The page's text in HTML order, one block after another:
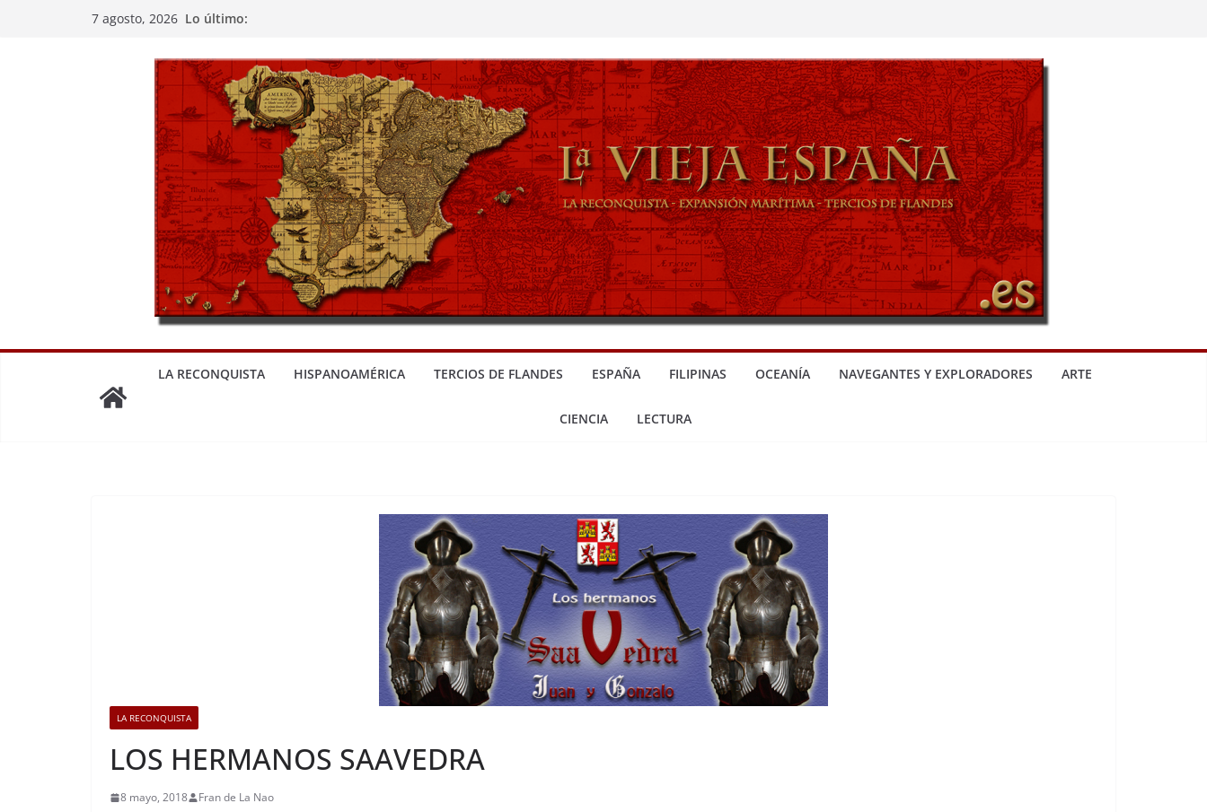
7 agosto, 2026 Lo último:
LA RECONQUISTA HISPANOAMÉRICA TERCIOS DE FLANDES ESPAÑA FILIPINAS OCEANÍA NAVEGANTES Y EXPLORADORES ARTE
CIENCIA LECTURA
LA RECONQUISTA
LOS HERMANOS SAAVEDRA
8 mayo, 2018 Fran de La Nao